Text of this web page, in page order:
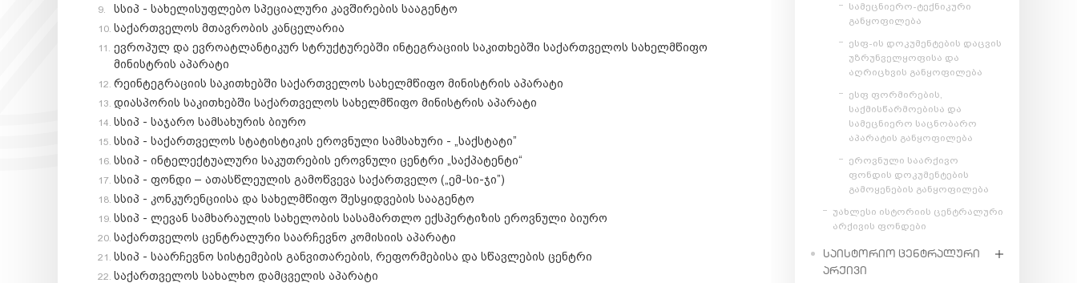
სსიპ - სახელისუფლებო სპეციალური კავშირების სააგენტო
საქართველოს მთავრობის კანცელარია
ევროპულ და ევროატლანტიკურ სტრუქტურებში ინტეგრაციის საკითხებში საქართველოს სახელმწიფო
მინისტრის აპარატი
რეინტეგრაციის საკითხებში საქართველოს სახელმწიფო მინისტრის აპარატი
დიასპორის საკითხებში საქართველოს სახელმწიფო მინისტრის აპარატი
სსიპ - საჯარო სამსახურის ბიურო
სსიპ - საქართველოს სტატისტიკის ეროვნული სამსახური - „საქსტატი”
სსიპ - ინტელექტუალური საკუთრების ეროვნული ცენტრი „საქპატენტი“
სსიპ - ფონდი – ათასწლეულის გამოწვევა საქართველო („ემ-სი-ჯი”)
სსიპ - კონკურენციისა და სახელმწიფო შესყიდვების სააგენტო
სსიპ - ლევან სამხარაულის სახელობის სასამართლო ექსპერტიზის ეროვნული ბიურო
საქართველოს ცენტრალური საარჩევნო კომისიის აპარატი
სსიპ - საარჩევნო სისტემების განვითარების, რეფორმებისა და სწავლების ცენტრი
საქართველოს სახალხო დამცველის აპარატი
სამეცნიერო-ტექნიკური
განყოფილება
ესფ-ის დოკუმენტების დაცვის
უზრუნველყოფისა და
აღრიცხვის განყოფილება
ესფ ფორმირების,
საქმისწარმოებისა და
სამეცნიერო საცნობარო
აპარატის განყოფილება
ეროვნული საარქივო
ფონდის დოკუმენტების
გამოყენების განყოფილება
უახლესი ისტორიის ცენტრალური
არქივის ფონდები
ᲡᲐᲘᲡᲢᲝᲠᲘᲝ ᲪᲔᲜᲢᲠᲐᲚᲣᲠᲘ
ᲐᲠᲥᲘᲕᲘ